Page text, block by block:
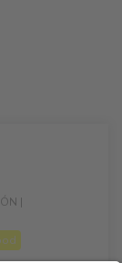
|